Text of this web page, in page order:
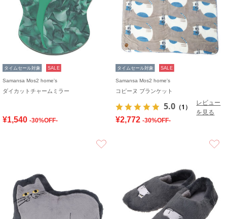
タイムセール対象 SALE
Samansa Mos2 home's
ダイカットチャームミラー
¥1,540 -30%OFF-
タイムセール対象 SALE
Samansa Mos2 home's
コピーヌ ブランケット
5.0 （1）
レビュー
を見る
¥2,772 -30%OFF-